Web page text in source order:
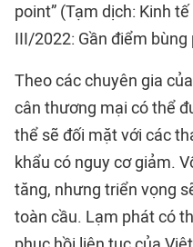
point” (Tạm dịch: Kinh
III/2022: Gần điểm bùng
Theo các chuyên gia
cân thương mại có thể
thể sẽ đối mặt với các
khẩu có nguy cơ giảm.
tăng, nhưng triển vọng
toàn cầu. Lạm phát có